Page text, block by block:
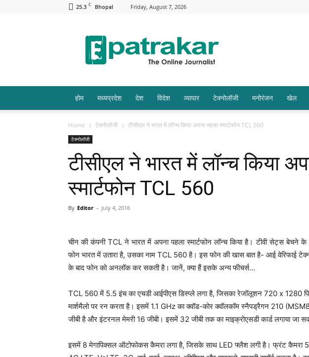
25.3 C Bhopal Friday, August 7, 2026
होम मध्यप्रदेश देश विदेश व्यापार टेक्नोलॉजी मनोरंजन खेल
Home टेक्नोलॉजी टीसीएल ने भारत में लॉन्च किया अपना पहला स्मार्टफोन TCL 560
टेक्नोलॉजी
टीसीएल ने भारत में लॉन्च किया
स्मार्टफोन TCL 560
By Editor - July 4, 2016
चीन की कंपनी TCL ने भारत में अपना पहला स्मार्टफोन लॉन्च किया है। टीवी सेट्स बेचने के
फोन भारत में उतारा है, उसका नाम TCL 560 है। इस फोन की खास बात है- आई वेरिफाई
के बाद फोन को अनलॉक कर सकती है। जानें, क्या हैं इसके अन्य फीचर्स…
TCL 560 में 5.5 इंच का एचडी आईपीएस डिस्प्ले लगा है, जिसका रेजॉलूशन 720 x 1280
मार्शमैलो पर रन करता है। इसमें 1.1 GHz का क्वॉड-कोर क्वॉलकॉम स्नैपड्रैगन 210
जीबी है और इंटरनल मेमरी 16 जीबी। इसमें 32 जीबी तक का माइक्रोएसडी कार्ड लगाया जा
इसमें 8 मेगापिक्सल ऑटोफोकस कैमरा लगा है, जिसके साथ LED फ्लैश लगी है। फ्रंट कैमरा 5